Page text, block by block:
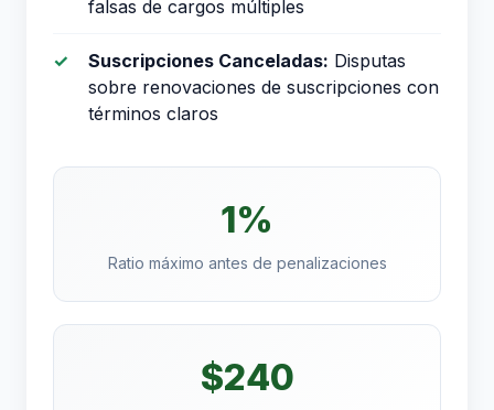
falsas de cargos múltiples
Suscripciones Canceladas: Disputas
sobre renovaciones de suscripciones con
términos claros
1%
Ratio máximo antes de penalizaciones
$240